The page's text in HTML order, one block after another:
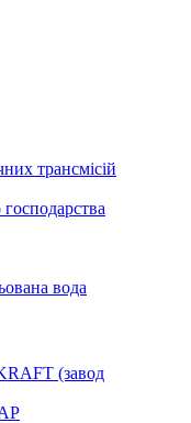
трансмісій
вода
(завод